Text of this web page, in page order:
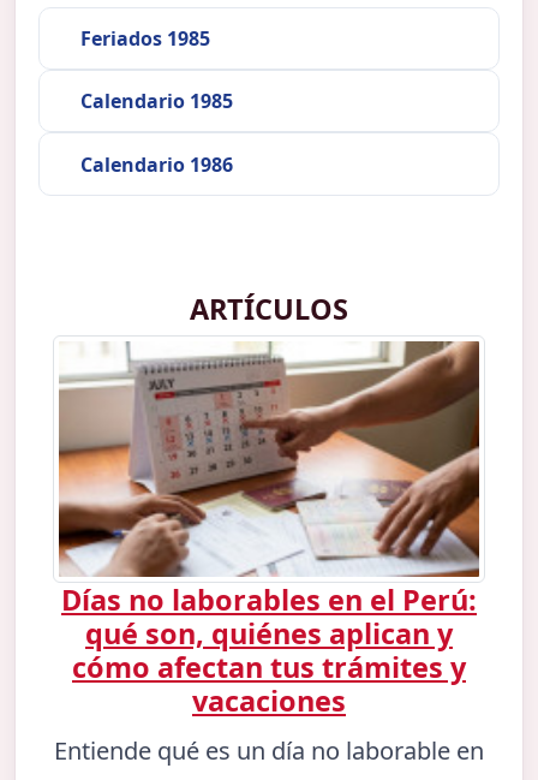
Feriados 1985
Calendario 1985
Calendario 1986
ARTÍCULOS
Días no laborables en el Perú:
qué son, quiénes aplican y
cómo afectan tus trámites y
vacaciones
Entiende qué es un día no laborable en